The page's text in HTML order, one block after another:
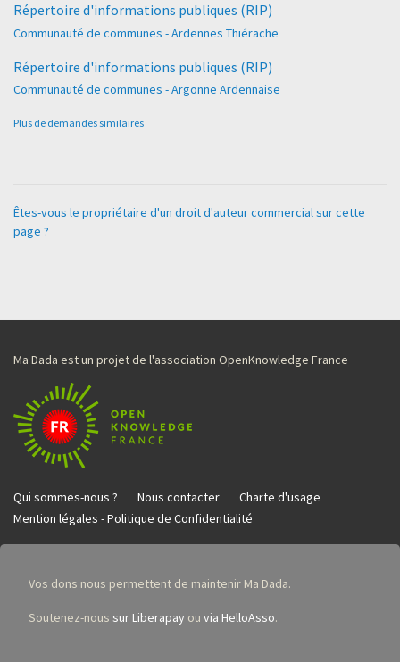
Répertoire d'informations publiques (RIP)
Communauté de communes - Ardennes Thiérache
Répertoire d'informations publiques (RIP)
Communauté de communes - Argonne Ardennaise
Plus de demandes similaires
Êtes-vous le propriétaire d'un droit d'auteur commercial sur cette
page ?
Ma Dada est un projet de l'association OpenKnowledge France
Qui sommes-nous ? Nous contacter
Charte d'usage
Mention légales - Politique de Confidentialité
Vos dons nous permettent de maintenir Ma Dada.
Soutenez-nous sur Liberapay ou via HelloAsso.